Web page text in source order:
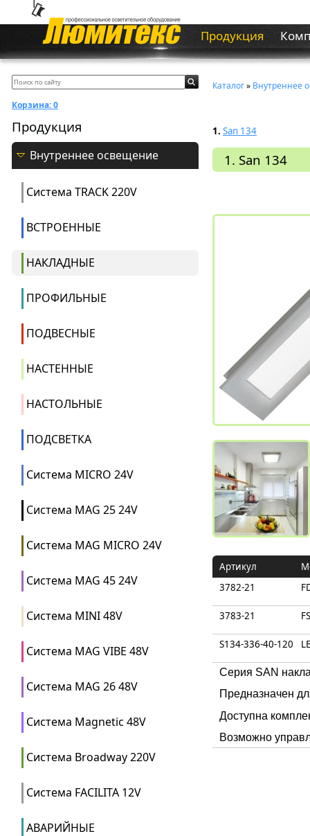
Продукция
Корзина:0
Продукция
Внутреннее освещение
Система ТRACK 220V
ВСТРОЕННЫЕ
НАКЛАДНЫЕ
ПРОФИЛЬНЫЕ
ПОДВЕСНЫЕ
НАСТЕННЫЕ
НАСТОЛЬНЫЕ
ПОДСВЕТКА
Система MICRO 24V
Система MAG 25 24V
Система MAG MICRO 24V
Система MAG 45 24V
Система MINI 48V
Система MAG VIBE 48V
Система MAG 26 48V
Система Magnetic 48V
Система Broadway 220V
Система FACILITA 12V
АВАРИЙНЫЕ
Каталог» Внутреннее
1. San 134
1. San 134
Артикул
3782-21
3783-21
S134-336-40-120
Серия SAN
Предназначен
Доступна
Возможно